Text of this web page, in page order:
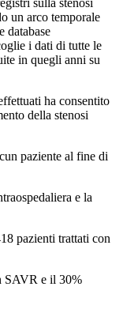
sulla stenosi
un arco temporale
database
i dati di tutte le
in quegli anni su
ha consentito
della stenosi
paziente al fine di
e la
pazienti trattati con
SAVR e il 30%